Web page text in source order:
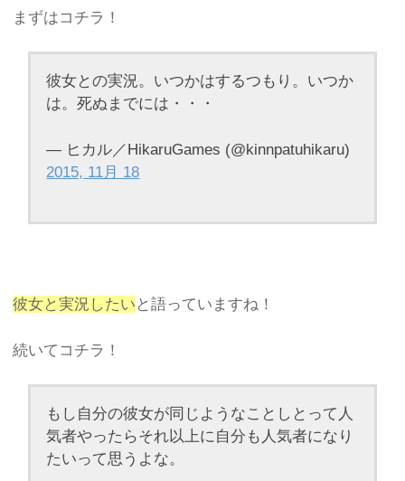
まずはコチラ！
彼女との実況。いつかはするつもり。いつか
は。死ぬまでには・・・
— ヒカル／HikaruGames (@kinnpatuhikaru)
2015, 11月 18
彼女と実況したい と語っていますね！
続いてコチラ！
もし自分の彼女が同じようなことしとって人
気者やったらそれ以上に自分も人気者になり
たいって思うよな。